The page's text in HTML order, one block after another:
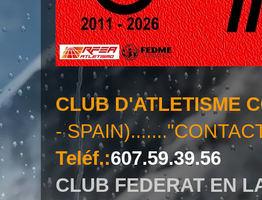
CLUB D'ATLETISME
-
Teléf.:607.59.39.56
CLUB FEDERAT EN